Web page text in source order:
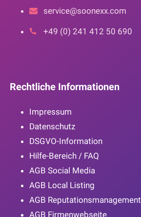
service@soonexx.com
+49 (0) 241 412 50 690
Rechtliche Informationen
Impressum
Datenschutz
DSGVO-Information
Hilfe-Bereich / FAQ
AGB Social Media
AGB Local Listing
AGB Reputationsmanagement
AGB Firmenwebseite